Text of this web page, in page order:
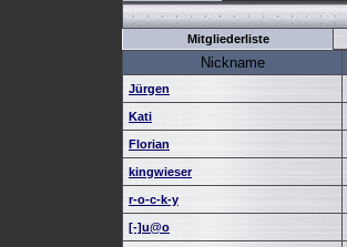
Mitgliederliste
Nickname
Jürgen
Kati
Florian
kingwieser
r-o-c-k-y
[-]u@o